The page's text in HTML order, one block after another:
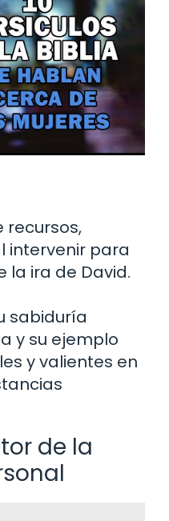
recursos,
intervenir para
la ira de David.
sabiduría
y su ejemplo
y valientes en
de la